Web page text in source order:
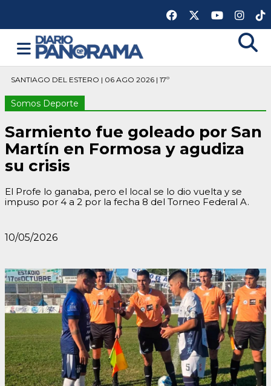
SANTIAGO DEL ESTERO | 06 AGO 2026 | 17º
Somos Deporte
Sarmiento fue goleado por San
Martín en Formosa y agudiza
su crisis
El Profe lo ganaba, pero el local se lo dio vuelta y se
impuso por 4 a 2 por la fecha 8 del Torneo Federal A.
10/05/2026